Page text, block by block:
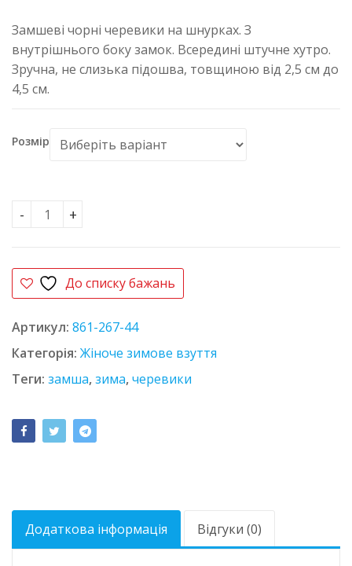
Замшеві чорні черевики на шнурках. З
внутрішнього боку замок. Всередині штучне хутро.
Зручна, не слизька підошва, товщиною від 2,5 см до
4,5 см.
Розмір
Черевики 2238 з кількість
До списку бажань
Артикул: 861-267-44
Категорія: Жіноче зимове взуття
Теги: замша,зима,черевики
Додаткова інформація Відгуки (0)